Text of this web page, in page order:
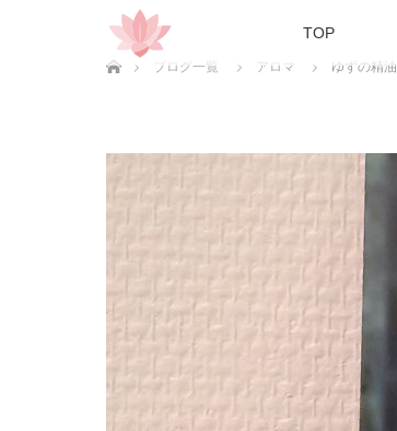
TOP
ホーム
ブログ一覧
アロマ ゆずの精油